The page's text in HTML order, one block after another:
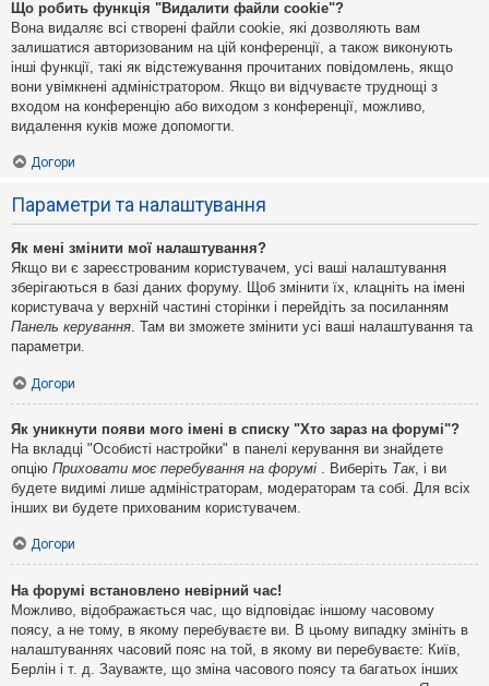
Що робить функція "Видалити файли cookie"?
Вона видаляє всі створені файли cookie, які дозволяють вам
залишатися авторизованим на цій конференції, а також виконують
інші функції, такі як відстежування прочитаних повідомлень, якщо
вони увімкнені адміністратором. Якщо ви відчуваєте труднощі з
входом на конференцію або виходом з конференції, можливо,
видалення куків може допомогти.
Догори
Параметри та налаштування
Як мені змінити мої налаштування?
Якщо ви є зареєстрованим користувачем, усі ваші налаштування
зберігаються в базі даних форуму. Щоб змінити їх, клацніть на імені
користувача у верхній частині сторінки і перейдіть за посиланням
Панель керування . Там ви зможете змінити усі ваші налаштування та
параметри.
Догори
Як уникнути появи мого імені в списку "Хто зараз на форумі"?
На вкладці "Особисті настройки" в панелі керування ви знайдете
опцію Приховати моє перебування на форумі . Виберіть Так, і ви
будете видимі лише адміністраторам, модераторам та собі. Для всіх
інших ви будете прихованим користувачем.
Догори
На форумі встановлено невірний час!
Можливо, відображається час, що відповідає іншому часовому
поясу, а не тому, в якому перебуваєте ви. В цьому випадку змініть в
налаштуваннях часовий пояс на той, в якому ви перебуваєте: Київ,
Берлін і т. д. Зауважте, що зміна часового поясу та багатьох інших